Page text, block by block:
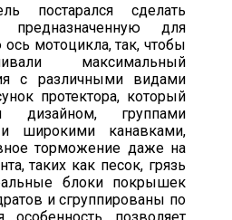
постарался сделать
для
мотоцикла, так, чтобы
максимальный
с различными видами
протектора, который
дизайном, группами
широкими канавками,
торможение даже на
таких как песок, грязь
блоки покрышек
и сгруппированы по
позволяет